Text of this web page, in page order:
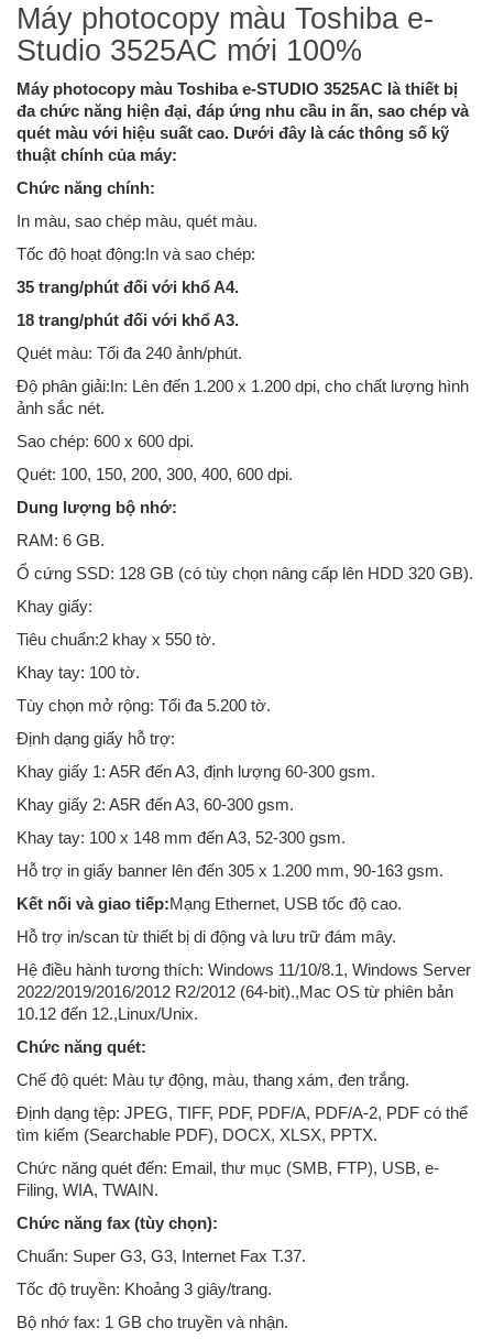
Máy photocopy màu Toshiba e-
Studio 3525AC mới 100%
Máy photocopy màu Toshiba e-STUDIO 3525AC là thiết bị
đa chức năng hiện đại, đáp ứng nhu cầu in ấn, sao chép và
quét màu với hiệu suất cao. Dưới đây là các thông số kỹ
thuật chính của máy:
Chức năng chính:
In màu, sao chép màu, quét màu.
Tốc độ hoạt động:In và sao chép:
35 trang/phút đối với khổ A4.
18 trang/phút đối với khổ A3.
Quét màu: Tối đa 240 ảnh/phút.
Độ phân giải:In: Lên đến 1.200 x 1.200 dpi, cho chất lượng hình
ảnh sắc nét.
Sao chép: 600 x 600 dpi.
Quét: 100, 150, 200, 300, 400, 600 dpi.
Dung lượng bộ nhớ:
RAM: 6 GB.
Ổ cứng SSD: 128 GB (có tùy chọn nâng cấp lên HDD 320 GB).
Khay giấy:
Tiêu chuẩn:2 khay x 550 tờ.
Khay tay: 100 tờ.
Tùy chọn mở rộng: Tối đa 5.200 tờ.
Định dạng giấy hỗ trợ:
Khay giấy 1: A5R đến A3, định lượng 60-300 gsm.
Khay giấy 2: A5R đến A3, 60-300 gsm.
Khay tay: 100 x 148 mm đến A3, 52-300 gsm.
Hỗ trợ in giấy banner lên đến 305 x 1.200 mm, 90-163 gsm.
Kết nối và giao tiếp:Mạng Ethernet, USB tốc độ cao.
Hỗ trợ in/scan từ thiết bị di động và lưu trữ đám mây.
Hệ điều hành tương thích: Windows 11/10/8.1, Windows Server
2022/2019/2016/2012 R2/2012 (64-bit).,Mac OS từ phiên bản
10.12 đến 12.,Linux/Unix.
Chức năng quét:
Chế độ quét: Màu tự động, màu, thang xám, đen trắng.
Định dạng tệp: JPEG, TIFF, PDF, PDF/A, PDF/A-2, PDF có thể
tìm kiếm (Searchable PDF), DOCX, XLSX, PPTX.
Chức năng quét đến: Email, thư mục (SMB, FTP), USB, e-
Filing, WIA, TWAIN.
Chức năng fax (tùy chọn):
Chuẩn: Super G3, G3, Internet Fax T.37.
Tốc độ truyền: Khoảng 3 giây/trang.
Bộ nhớ fax: 1 GB cho truyền và nhận.